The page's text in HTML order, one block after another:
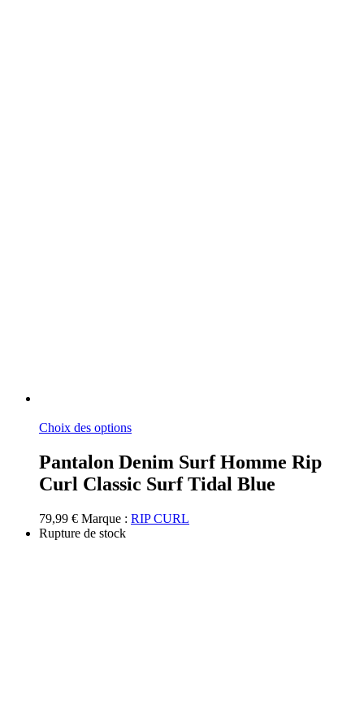
Choix des optionsCe
a
plusieurs
variations.
options
peuvent
Pantalon Denim Surf Homme Rip
Curl Classic Surf Tidal Blue
79,99 € Marque : RIP CURL
Rupture de stock